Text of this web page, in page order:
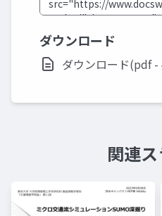
ダウンロード
ダウンロード(pdf -
関連